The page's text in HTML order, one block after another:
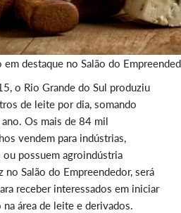
destaque no Salão do
o Rio Grande do Sul produziu
de leite por dia, somando
Os mais de 84 mil
vendem para indústrias,
possuem agroindústria
no Salão do Empreendedor, será
receber interessados em iniciar
área de leite e derivados.